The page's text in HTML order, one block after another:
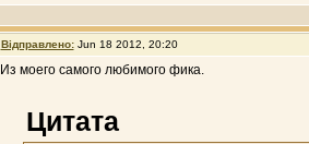
Відправлено: Jun 18 2012, 20:20
Из моего самого любимого фика.
Цитата